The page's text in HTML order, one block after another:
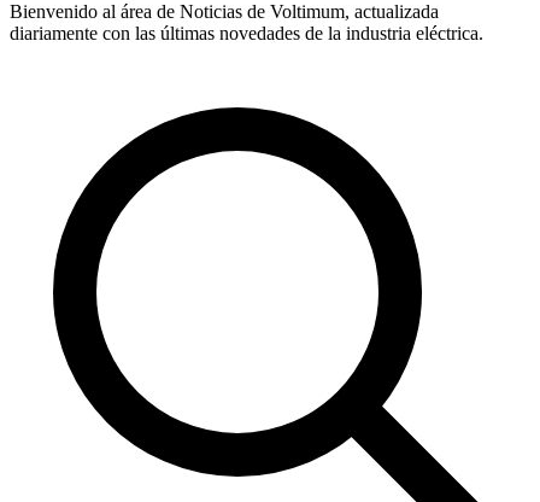
Bienvenido al área de Noticias de Voltimum, actualizada
diariamente con las últimas novedades de la industria eléctrica.